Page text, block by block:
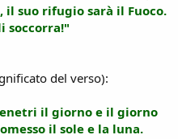
suo rifugio sarà il Fuoco.
soccorra!"
del verso):
il giorno e il giorno
il sole e la luna.